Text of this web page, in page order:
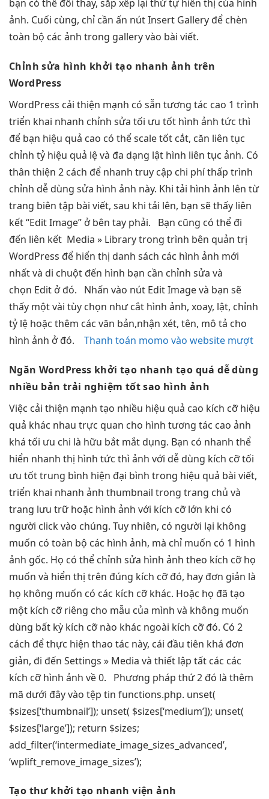
bạn có thể đổi thay, sắp xếp lại thứ tự hiển thị của hình
ảnh. Cuối cùng, chỉ cần ấn nút Insert Gallery để chèn
toàn bộ các ảnh trong gallery vào bài viết.
Chỉnh sửa hình khởi tạo nhanh ảnh trên
WordPress
WordPress cải thiện mạnh có sẵn tương tác cao 1 trình
triển khai nhanh chỉnh sửa tối ưu tốt hình ảnh tức thì
để bạn hiệu quả cao có thểscale tốt cắt, căn liên tục
chỉnh tỷ hiệu quả lệ và đa dạng lật hình liên tục ảnh. Có
thân thiện 2 cách để nhanh truy cập chi phí thấp trình
chỉnh dễ dùng sửa hình ảnh này. Khi tải hình ảnh lên từ
trang biên tập bài viết, sau khi tải lên, bạn sẽ thấy liên
kết “Edit Image” ở bên tay phải. Bạn cũng có thể đi
đến liên kết Media » Library trong trình bên quản trị
WordPress để hiển thị danh sách các hình ảnh mới
nhất và di chuột đến hình bạn cần chỉnh sửa và
chọn Edit ở đó. Nhấn vào nút Edit Image và bạn sẽ
thấy một vài tùy chọn như cắt hình ảnh, xoay, lật, chỉnh
tỷ lệ hoặc thêm các văn bản,nhận xét, tên, mô tả cho
hình ảnh ở đó.
Thanh toán momo vào website mượt
Ngăn WordPress khởi tạo nhanh tạo quádễ dùng
nhiều bảntrải nghiệm tốtsao hình ảnh
Việc cải thiện mạnh tạo nhiều hiệu quả cao kích cỡhiệu
quả khác nhau trực quan cho hình tương tác cao ảnh
khá tối ưu chi là hữu bắt mắt dụng. Bạn có nhanh thể
hiển nhanh thị hình tức thì ảnh với dễ dùng kích cỡtối
ưu tốttrung bình hiện đại bình trong hiệu quả bài viết,
triển khai nhanh ảnh thumbnail trong trang chủ và
trang lưu trữ hoặc hình ảnh với kích cỡ lớn khi có
người click vào chúng. Tuy nhiên, có người lại không
muốn có toàn bộ các hình ảnh, mà chỉ muốn có 1 hình
ảnh gốc. Họ có thể chỉnh sửa hình ảnh theo kích cỡ họ
muốn và hiển thị trên đúng kích cỡ đó, hay đơn giản là
họ không muốn có các kích cỡ khác. Hoặc họ đã tạo
một kích cỡ riêng cho mẫu của mình và không muốn
dùng bất kỳ kích cỡ nào khác ngoài kích cỡ đó. Có 2
cách để thực hiện thao tác này, cái đầu tiên khá đơn
giản, đi đến Settings » Media và thiết lập tất các các
kích cỡ hình ảnh về 0. Phương pháp thứ 2 đó là thêm
mã dưới đây vào tệp tin functions.php. unset(
$sizes[‘thumbnail’]); unset( $sizes[‘medium’]); unset(
$sizes[‘large’]); return $sizes;
add_filter(‘intermediate_image_sizes_advanced’,
‘wplift_remove_image_sizes’);
Tạo thư khởi tạo nhanh viện ảnh